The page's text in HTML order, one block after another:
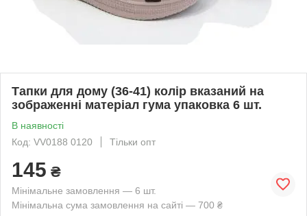
Тапки для дому (36-41) колір вказаний на
зображенні матеріал гума упаковка 6 шт.
В наявності
Код: VV0188 0120
Тільки опт
145 ₴
Мінімальне замовлення — 6 шт.
Мінімальна сума замовлення на сайті — 700 ₴